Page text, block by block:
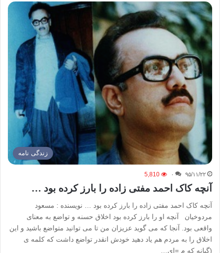
زندگی نامه
۹۵/۱۱/۲۲ ۰ 5,810
آنچه کاک احمد مفتی زاده را بارز کرده بود …
آنچه کاک احمد مفتی زاده را بارز کرده بود … نویسنده : مسعود
مردوخیان آنچه او را بارز کرده بود اخلاق حسنه و تواضع به معنای
واقعی بود. آنجا که می گوید عزیزان من تا می توانید متواضع باشید و این
اخلاق را به مردم هم یاد دهید خودش انقدر تواضع داشت که کلمه ی
(گیانه که م =ای…